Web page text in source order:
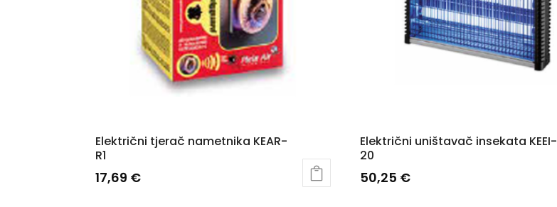
Električni tjerač nametnika KEAR-
R1
17,69 €
Električni uništavač insekata KEEI-
20
50,25 €